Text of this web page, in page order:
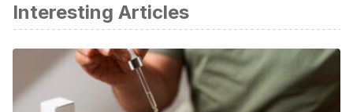
Interesting Articles